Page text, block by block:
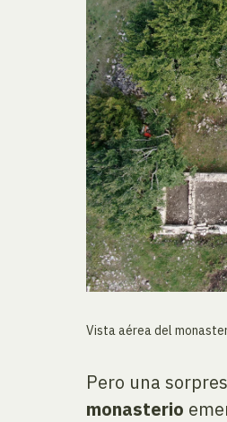
Vista aérea del
Pero una
monasterio